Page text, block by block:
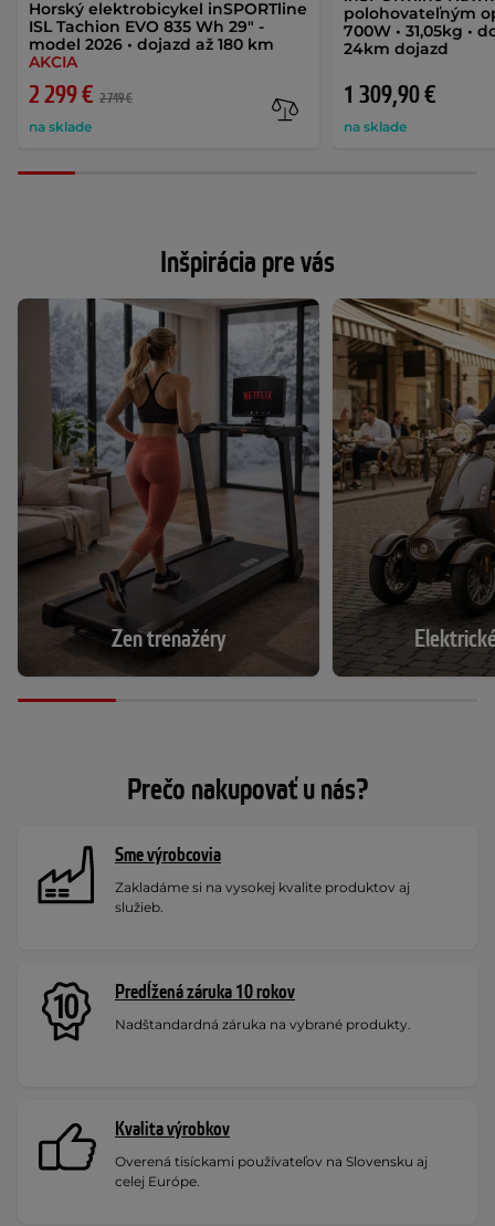
Horský elektrobicykel inSPORTline
ISL Tachion EVO 835 Wh 29" -
model 2026 • dojazd až 180 km
AKCIA
2 299 € 2 749 €
na sklade
polohovateľným
700W • 31,05kg •
24km dojazd
1 309,90 €
na sklade
Inšpirácia pre vás
Zen trenažéry
Prečo nakupovať u nás?
Sme výrobcovia
Zakladáme si na vysokej kvalite produktov aj
služieb.
Predĺžená záruka 10 rokov
Nadštandardná záruka na vybrané produkty.
Kvalita výrobkov
Overená tisíckami používateľov na Slovensku aj
celej Európe.